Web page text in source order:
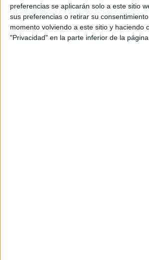
preferencias se aplicarán solo a este sitio
sus preferencias o retirar su
momento volviendo a este sitio y haciendo
"Privacidad" en la parte inferior de la página